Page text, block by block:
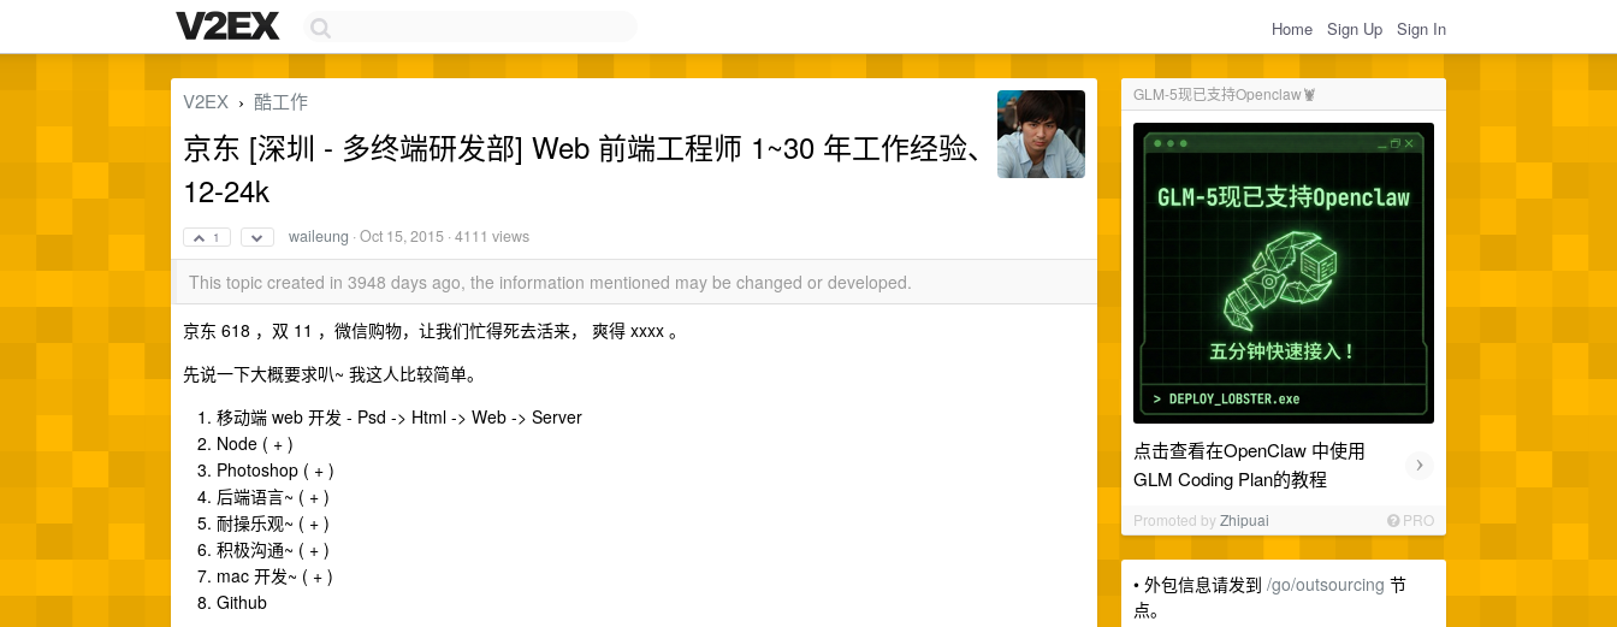
Home Sign Up Sign In
GLM-5现已支持Openclaw🦞
点击查看在OpenClaw 中使用
GLM Coding Plan的教程
›
Promoted byZhipuai PRO
• 外包信息请发到 /go/outsourcing 节
点。
V2EX › 酷工作
京东 [深圳 - 多终端研发部] Web 前端工程师 1~30 年工作经验、
12-24k
1 waileung ·Oct 15, 2015 · 4111 views
This topic created in 3948 days ago, the information mentioned may be changed or developed.
京东 618 ，双 11 ，微信购物，让我们忙得死去活来， 爽得 xxxx 。
先说一下大概要求叭~ 我这人比较简单。
移动端 web 开发 - Psd -> Html -> Web -> Server
Node ( + )
Photoshop ( + )
后端语言~ ( + )
耐操乐观~ ( + )
积极沟通~ ( + )
mac 开发~ ( + )
Github